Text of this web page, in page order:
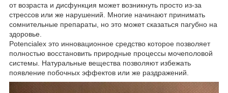
от возраста и дисфункция может возникнуть просто из-за
стрессов или же нарушений. Многие начинают принимать
сомнительные препараты, но это может сказаться пагубно на
здоровье.
Potencialex это инновационное средство которое позволяет
полностью восстановить природные процессы мочеполовой
системы. Натуральные вещества позволяют избежать
появление побочных эффектов или же раздражений.